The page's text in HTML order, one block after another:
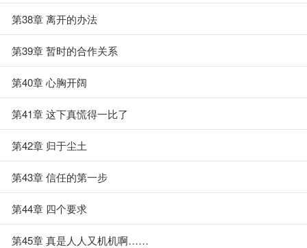
第38章 离开的办法
第39章 暂时的合作关系
第40章 心胸开阔
第41章 这下真慌得一比了
第42章 归于尘土
第43章 信任的第一步
第44章 四个要求
第45章 真是人人又机机啊……